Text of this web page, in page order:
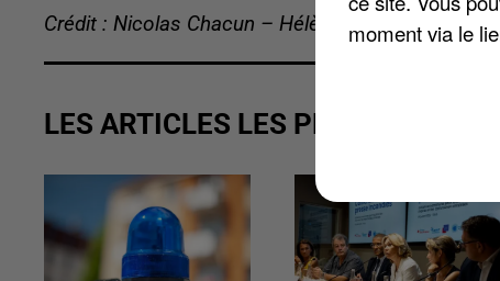
Crédit : Nicolas Chacun – Hélène Virat
LES ARTICLES LES PLUS VUS
moment via le